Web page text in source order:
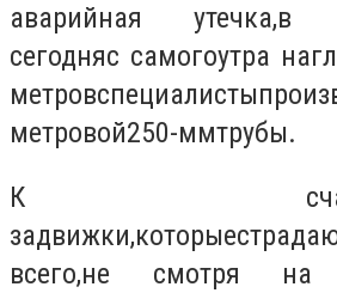
аварийная утечка,в
сегодняс самогоутра на
метровспециалисты
метровой250-ммтрубы.
К
задвижки,которые
всего,не смотря на